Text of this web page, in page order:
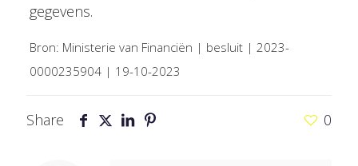
gegevens.
Bron: Ministerie van Financiën | besluit | 2023-
0000235904 | 19-10-2023
Share 0